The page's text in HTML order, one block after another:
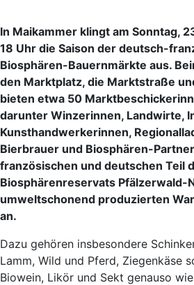
In Maikammer klingt am Sonntag,
18 Uhr die Saison der deutsch-
Biosphären-Bauernmärkte aus.
den Marktplatz, die Marktstraße
bieten etwa 50
darunter Winzerinnen, Landwirte,
Kunsthandwerkerinnen,
Bierbrauer und Biosphären-
französischen und deutschen Teil
Biosphärenreservats Pfälzerwald-
umweltschonend produzierten
an.
Dazu gehören insbesondere
Lamm, Wild und Pferd, Ziegenkäse
Biowein, Likör und Sekt genauso